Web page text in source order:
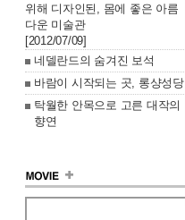
위해 디자인된, 몸에 좋은 아름
다운 미술관
[2012/07/09]
네델란드의 숨겨진 보석
바람이 시작되는 곳, 롱샹성당
탁월한 안목으로 고른 대작의
향연